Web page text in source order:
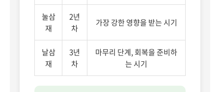
눌삼
재
2년
차
가장 강한 영향을 받는 시기
날삼
재
3년
차
마무리 단계, 회복을 준비하
는 시기